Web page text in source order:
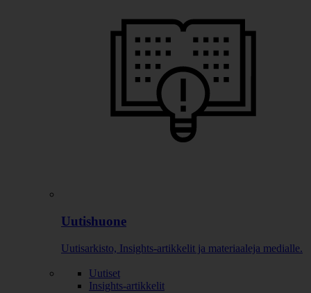
Uutishuone
Uutisarkisto, Insights-artikkelit ja materiaaleja medialle.
Uutiset
Insights-artikkelit